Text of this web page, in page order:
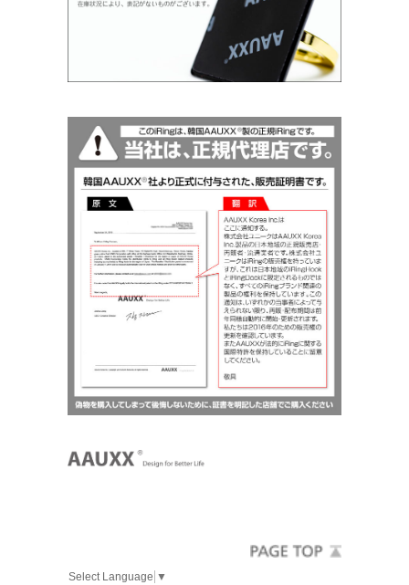
Select Language ▼